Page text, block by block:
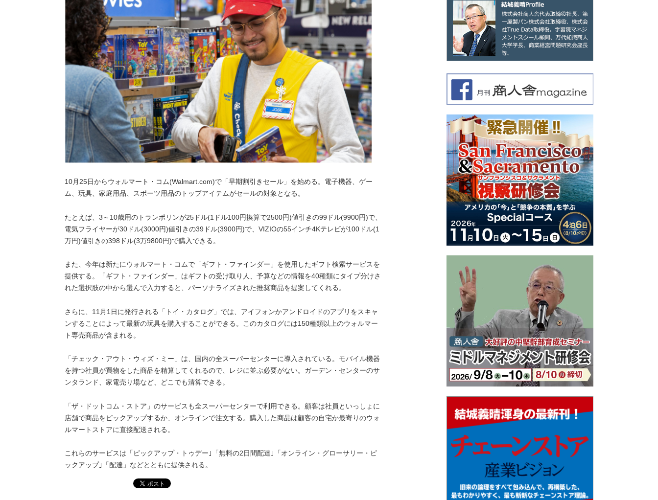
10月25日からウォルマート・コム(Walmart.com)で「早期割引きセール」を始める。電子機器、ゲー
ム、玩具、家庭用品、スポーツ用品のトップアイテムがセールの対象となる。
たとえば、3～10歳用のトランポリンが25ドル(1ドル100円換算で2500円)値引きの99ドル(9900円)で、
電気フライヤーが30ドル(3000円)値引きの39ドル(3900円)で、VIZIOの55インチ4Kテレビが100ドル(1
万円)値引きの398ドル(3万9800円)で購入できる。
また、今年は新たにウォルマート・コムで「ギフト・ファインダー」を使用したギフト検索サービスを
提供する。「ギフト・ファインダー」はギフトの受け取り人、予算などの情報を40種類にタイプ分けさ
れた選択肢の中から選んで入力すると、パーソナライズされた推奨商品を提案してくれる。
さらに、11月1日に発行される「トイ・カタログ」では、アイフォンかアンドロイドのアプリをスキャ
ンすることによって最新の玩具を購入することができる。このカタログには150種類以上のウォルマー
ト専売商品が含まれる。
「チェック・アウト・ウィズ・ミー」は、国内の全スーパーセンターに導入されている。モバイル機器
を持つ社員が買物をした商品を精算してくれるので、レジに並ぶ必要がない。ガーデン・センターのサ
ンタランド、家電売り場など、どこでも清算できる。
「ザ・ドットコム・ストア」のサービスも全スーパーセンターで利用できる。顧客は社員といっしょに
店舗で商品をピックアップするか、オンラインで注文する。購入した商品は顧客の自宅か最寄りのウォ
ルマートストアに直接配送される。
これらのサービスは「ピックアップ・トゥデー｣「無料の2日間配達｣「オンライン・グローサリー・ピ
ックアップ｣「配達」などとともに提供される。